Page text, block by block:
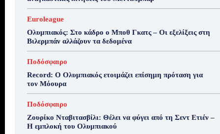
Euroleague
Ολυμπιακός: Στο κάδρο ο Μποθ Γκατς – Οι εξελίξεις στη
Βιλερμπάν αλλάζουν τα δεδομένα
Ποδόσφαιρο
Record: Ο Ολυμπιακός ετοιμάζει επίσημη πρόταση για
τον Μόουρα
Ποδόσφαιρο
Ζουρίκο Νταβιτασβίλι: Θέλει να φύγει από τη Σεντ Ετιέν –
Η εμπλοκή του Ολυμπιακού